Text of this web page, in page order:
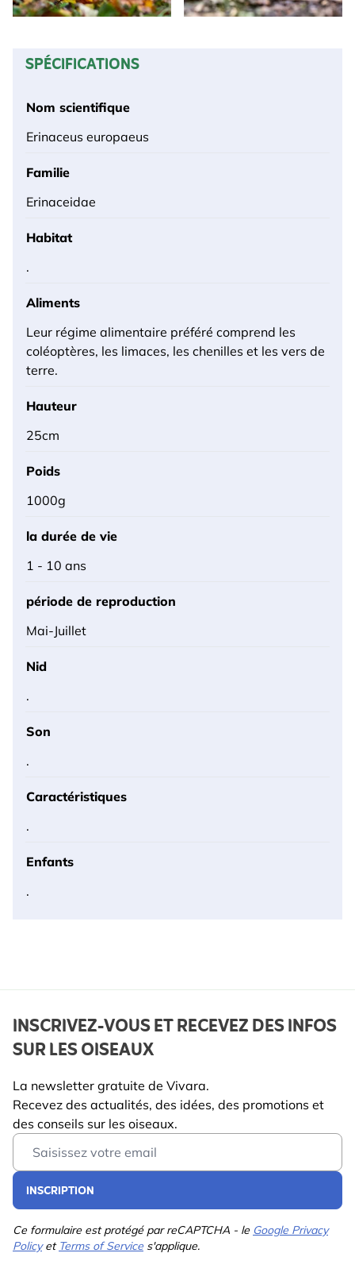
SPÉCIFICATIONS
Nom scientifique
Erinaceus europaeus
Familie
Erinaceidae
Habitat
.
Aliments
Leur régime alimentaire préféré comprend les
coléoptères, les limaces, les chenilles et les vers de
terre.
Hauteur
25cm
Poids
1000g
la durée de vie
1 - 10 ans
période de reproduction
Mai-Juillet
Nid
.
Son
.
Caractéristiques
.
Enfants
.
INSCRIVEZ-VOUS ET RECEVEZ DES INFOS
SUR LES OISEAUX
La newsletter gratuite de Vivara.
Recevez des actualités, des idées, des promotions et
des conseils sur les oiseaux.
Email Address
INSCRIPTION
Ce formulaire est protégé par reCAPTCHA - le Google Privacy
Policyet Terms of Service s'applique.